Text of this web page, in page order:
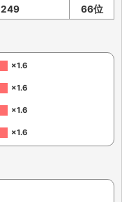
249 66位
×1.6
×1.6
×1.6
×1.6